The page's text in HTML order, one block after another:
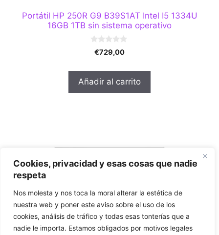
Cookies, privacidad y esas cosas que nadie
respeta
Nos molesta y nos toca la moral alterar la estética de
nuestra web y poner este aviso sobre el uso de los
cookies, análisis de tráfico y todas esas tonterías que a
nadie le importa. Estamos obligados por motivos legales
Portátil HP 250R G9 B39S1AT Intel I5 1334U
16GB 1TB sin sistema operativo
5
€729,00
Añadir al carrito